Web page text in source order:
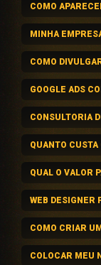
COMO
MINHA
COMO
GOOGLE ADS
CONSULTORIA
QUANTO
QUAL O VALOR
WEB DESIGNER
COMO CRIAR
COLOCAR MEU